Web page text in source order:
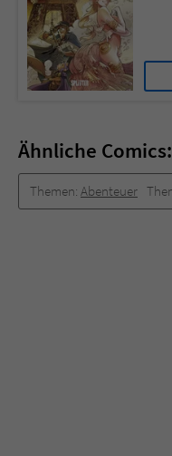
Ähnliche Comics:
Themen: Abenteuer